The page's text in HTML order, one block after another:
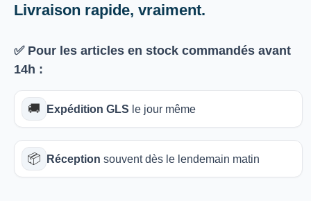
Livraison rapide, vraiment.
✅ Pour les articles en stock commandés avant
14h :
🚚 Expédition GLS le jour même
📦 Réception souvent dès le lendemain matin